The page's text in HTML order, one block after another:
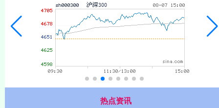
热点资讯